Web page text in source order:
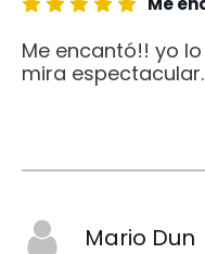
Me encantó!! yo
mira espectacular.
Mario Dun